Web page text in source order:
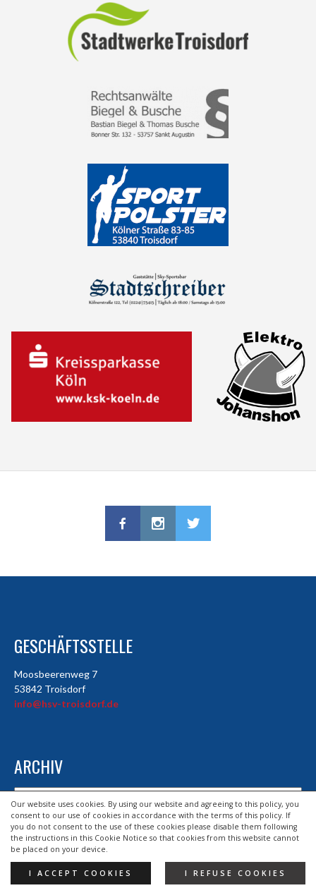
Our website uses cookies. By using our website and agreeing to this policy, you
consent to our use of cookies in accordance with the terms of this policy. If
you do not consent to the use of these cookies please disable them following
the instructions in this Cookie Notice so that cookies from this website cannot
be placed on your device.
I ACCEPT COOKIES I REFUSE COOKIES
GESCHÄFTSSTELLE
Moosbeerenweg 7
53842 Troisdorf
info@hsv-troisdorf.de
ARCHIV
Archiv
© 2026 HSV TROISDORF E.V.
DESIGND BY HSV TROISDORF E.V.